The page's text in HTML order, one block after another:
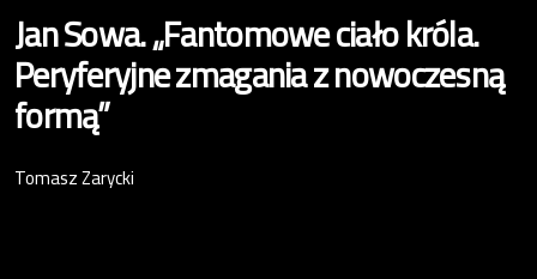
Jan Sowa. „Fantomowe ciało króla.
Peryferyjne zmagania z nowoczesną
formą”
Tomasz Zarycki